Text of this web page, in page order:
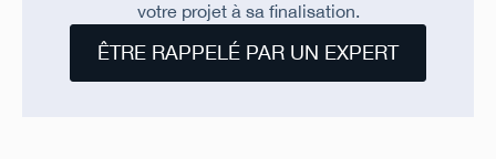
votre projet à sa finalisation.
ÊTRE RAPPELÉ PAR UN EXPERT